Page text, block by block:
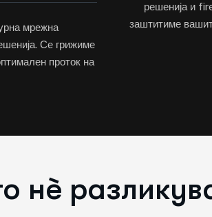
мрежна
Се грижиме
проток на
решенија и
заштитиме
нè